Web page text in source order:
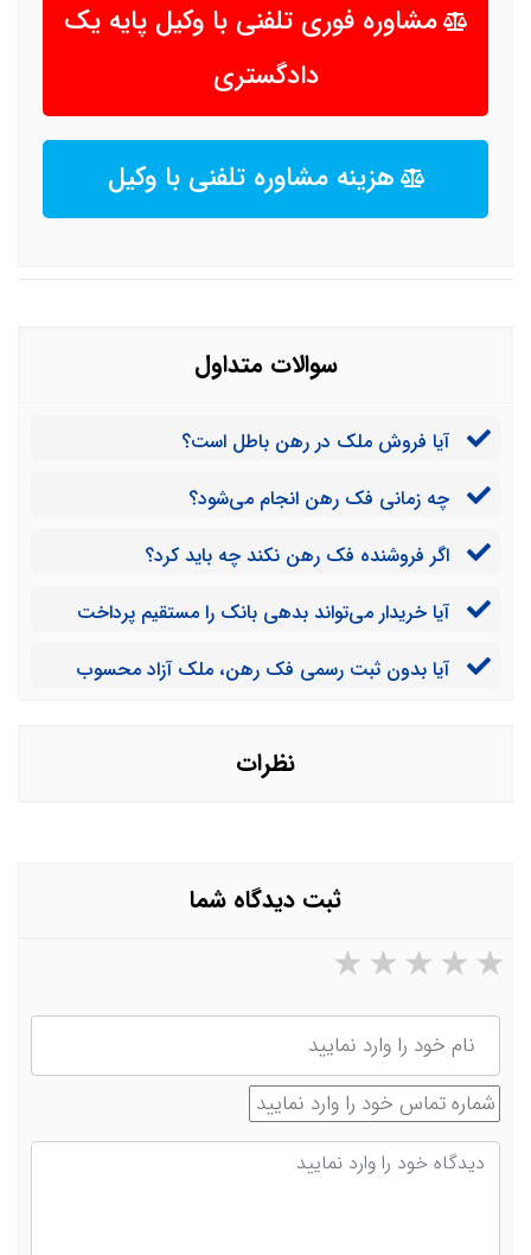
مشاوره فوری تلفنی با وکیل پایه یک
دادگستری
هزینه مشاوره تلفنی با وکیل
سوالات متداول
آیا فروش ملک در رهن باطل است؟
چه زمانی فک رهن انجام می‌شود؟
اگر فروشنده فک رهن نکند چه باید کرد؟
آیا خریدار می‌تواند بدهی بانک را مستقیم پرداخت
آیا بدون ثبت رسمی فک رهن، ملک آزاد محسوب
نظرات
ثبت دیدگاه شما
۵ ستاره از ۵ ۴ ستاره از ۵ ۳ ستاره از ۵ ۲ ستاره از ۵
نام
شماره تماس
دیدگاه